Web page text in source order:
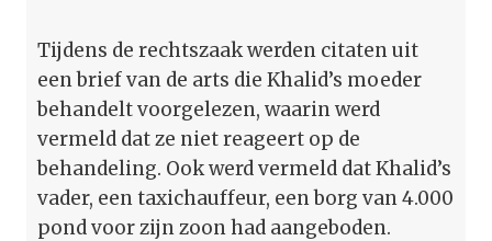
Tijdens de rechtszaak werden citaten uit
een brief van de arts die Khalid’s moeder
behandelt voorgelezen, waarin werd
vermeld dat ze niet reageert op de
behandeling. Ook werd vermeld dat Khalid’s
vader, een taxichauffeur, een borg van 4.000
pond voor zijn zoon had aangeboden.